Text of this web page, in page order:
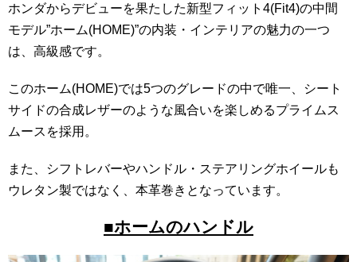
ホンダからデビューを果たした新型フィット4(Fit4)の中間
モデル”ホーム(HOME)”の内装・インテリアの魅力の一つ
は、高級感です。
このホーム(HOME)では5つのグレードの中で唯一、シート
サイドの合成レザーのような風合いを楽しめるプライムス
ムースを採用。
また、シフトレバーやハンドル・ステアリングホイールも
ウレタン製ではなく、本革巻きとなっています。
■ホームのハンドル